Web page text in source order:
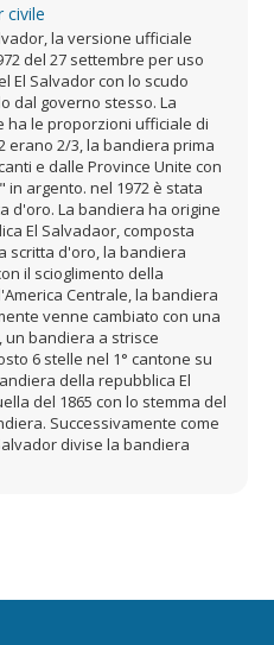
civile
la versione ufficiale
del 27 settembre per uso
El Salvador con lo scudo
dal governo stesso. La
ha le proporzioni ufficiale di
erano 2/3, la bandiera prima
e dalle Province Unite con
argento. nel 1972 è stata
d'oro. La bandiera ha origine
El Salvadaor, composta
scritta d'oro, la bandiera
il scioglimento della
Centrale, la bandiera
venne cambiato con una
un bandiera a strisce
6 stelle nel 1° cantone su
della repubblica El
del 1865 con lo stemma del
Successivamente come
divise la bandiera